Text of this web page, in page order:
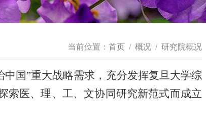
当前位置： 首页 / 概况 / 研究院概况
中国”重大战略需求，充分发挥复旦大学综
索医、理、工、文协同研究新范式而成立